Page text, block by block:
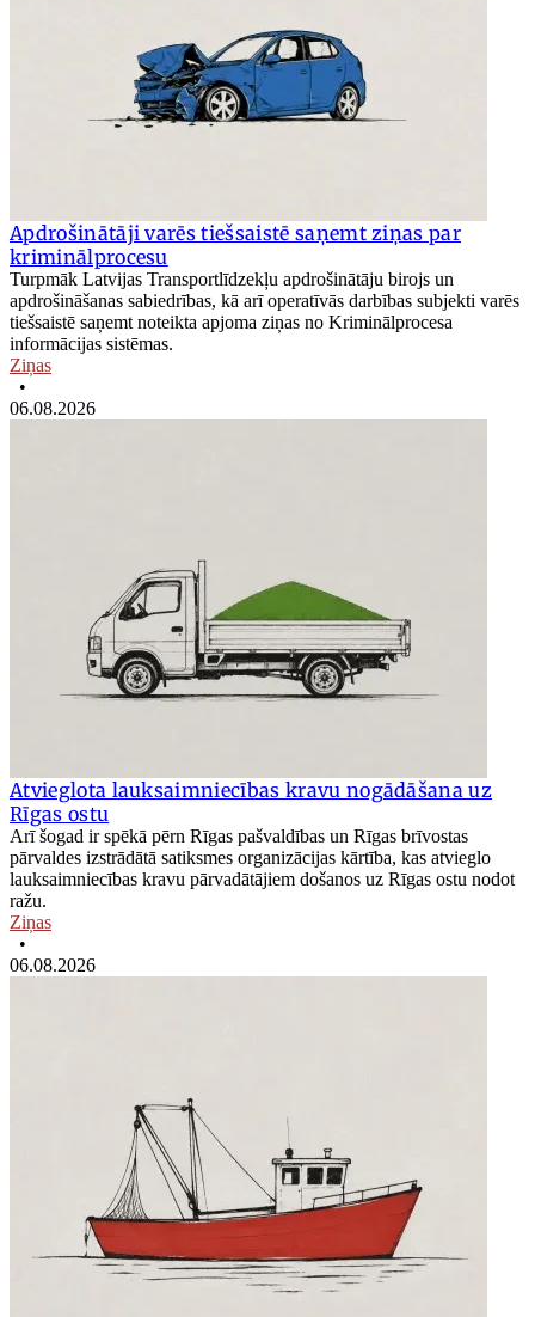
Apdrošinātāji varēs tiešsaistē saņemt ziņas par
kriminālprocesu
Turpmāk Latvijas Transportlīdzekļu apdrošinātāju birojs un
apdrošināšanas sabiedrības, kā arī operatīvās darbības subjekti varēs
tiešsaistē saņemt noteikta apjoma ziņas no Kriminālprocesa
informācijas sistēmas.
Ziņas
•
06.08.2026
Atvieglota lauksaimniecības kravu nogādāšana uz
Rīgas ostu
Arī šogad ir spēkā pērn Rīgas pašvaldības un Rīgas brīvostas
pārvaldes izstrādātā satiksmes organizācijas kārtība, kas atvieglo
lauksaimniecības kravu pārvadātājiem došanos uz Rīgas ostu nodot
ražu.
Ziņas
•
06.08.2026